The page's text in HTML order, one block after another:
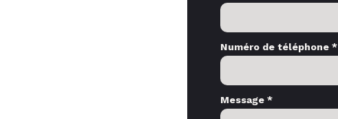
Numéro de téléphone *
Message *